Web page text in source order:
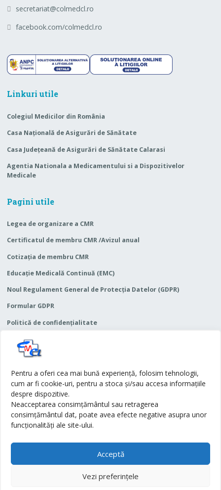
Pentru a oferi cea mai bună experiență, folosim tehnologii,
cum ar fi cookie-uri, pentru a stoca și/sau accesa informațiile
despre dispozitive.
Neacceptarea consimțământul sau retragerea
consimțământul dat, poate avea efecte negative asupra unor
funcționalități ale site-ului.
Acceptă
Vezi preferințele
secretariat@colmedcl.ro
facebook.com/colmedcl.ro
Linkuri utile
Colegiul Medicilor din România
Casa Naţională de Asigurări de Sănătate
Casa Judeţeană de Asigurări de Sănătate Calarasi
Agentia Nationala a Medicamentului si a Dispozitivelor
Medicale
Pagini utile
Legea de organizare a CMR
Certificatul de membru CMR /Avizul anual
Cotizaţia de membru CMR
Educaţie Medicală Continuă (EMC)
Noul Regulament General de Protecția Datelor (GDPR)
Formular GDPR
Politică de confidențialitate
Termeni și condiții
Anunțuri
Legislație
© 2026DA - All rights reserved.